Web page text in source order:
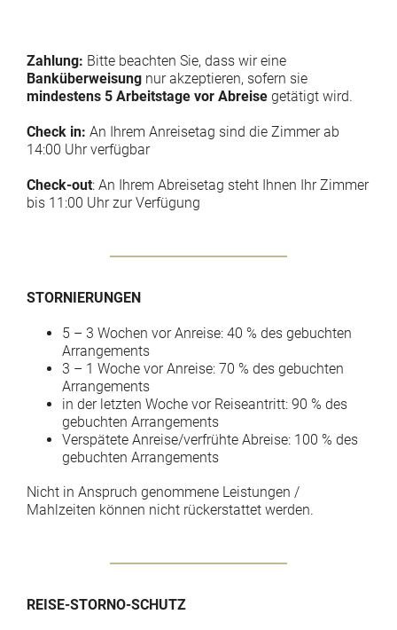
Zahlung: Bitte beachten Sie, dass wir eine
Banküberweisung nur akzeptieren, sofern sie
mindestens 5 Arbeitstage vor Abreise getätigt wird.
Check in: An Ihrem Anreisetag sind die Zimmer ab
14:00 Uhr verfügbar
Check-out: An Ihrem Abreisetag steht Ihnen Ihr Zimmer
bis 11:00 Uhr zur Verfügung
STORNIERUNGEN
5 – 3 Wochen vor Anreise: 40 % des gebuchten
Arrangements
3 – 1 Woche vor Anreise: 70 % des gebuchten
Arrangements
in der letzten Woche vor Reiseantritt: 90 % des
gebuchten Arrangements
Verspätete Anreise/verfrühte Abreise: 100 % des
gebuchten Arrangements
Nicht in Anspruch genommene Leistungen /
Mahlzeiten können nicht rückerstattet werden.
REISE-STORNO-SCHUTZ